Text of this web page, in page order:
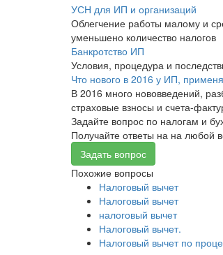
УСН для ИП и организаций
Облегчение работы малому и
уменьшено количество налогов
Банкротство ИП
Условия, процедура и
Что нового в 2016 у ИП,
В 2016 много нововведений,
страховые взносы и счета-
Задайте вопрос по налогам и
Получайте ответы на на любой
Задать вопрос
Похожие вопросы
Налоговый вычет
Налоговый вычет
налоговый вычет
Налоговый вычет.
Налоговый вычет по